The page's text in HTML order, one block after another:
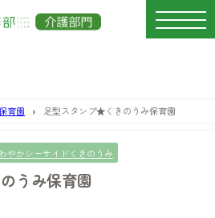
育園 足型スタンプ★くきのうみ保育園
やかシーサイドくきのうみ
うみ保育園